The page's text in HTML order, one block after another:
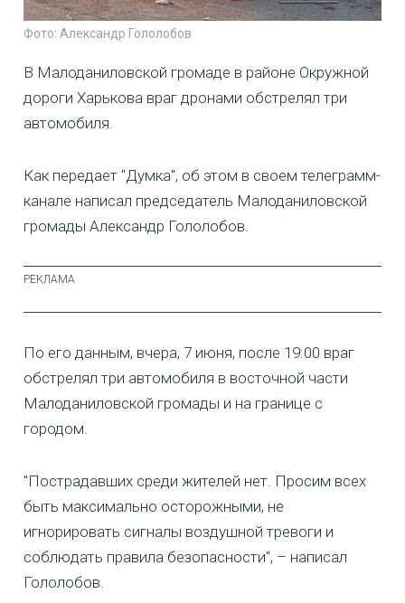
Фото: Александр Гололобов
В Малоданиловской громаде в районе Окружной
дороги Харькова враг дронами обстрелял три
автомобиля.
Как передает "Думка", об этом в своем телеграмм-
канале написал председатель Малоданиловской
громады Александр Гололобов.
По его данным, вчера, 7 июня, после 19:00 враг
обстрелял три автомобиля в восточной части
Малоданиловской громады и на границе с
городом.
"Пострадавших среди жителей нет. Просим всех
быть максимально осторожными, не
игнорировать сигналы воздушной тревоги и
соблюдать правила безопасности", – написал
Гололобов.